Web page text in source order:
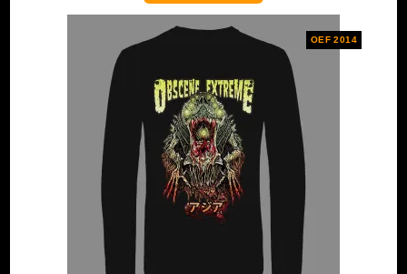
OEF 2014